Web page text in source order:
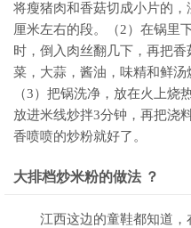
将瘦猪肉和香菇切成小片的
厘米左右的段。（2）在锅里
时，倒入肉丝翻几下，再把
菜，大蒜，酱油，味精和鲜汤
（3）把锅洗净，放在火上烧
放进米线炒拌3分钟，再把浇
香喷喷的炒粉就好了。
大排档炒米粉的做法 ？
江西这边的童鞋都知道